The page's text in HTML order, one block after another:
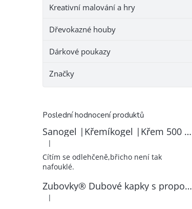
Kreativní malování a hry
Dřevokazné houby
Dárkové poukazy
Značky
Poslední hodnocení produktů
Sanogel |Křemíkogel |Křem 500 ml
Hodnocení produktu je 5 z 5 hvězdiček.
|
Cítím se odlehčeně,břicho není tak
nafouklé.
Zubovky® Dubové kapky s propolisem | RK–ZP
Hodnocení produktu je 5 z 5 hvězdiček.
|